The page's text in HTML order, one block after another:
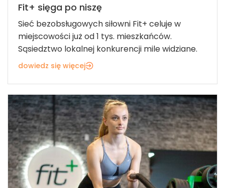
Fit+ sięga po niszę
Sieć bezobsługowych siłowni Fit+ celuje w
miejscowości już od 1 tys. mieszkańców.
Sąsiedztwo lokalnej konkurencji mile widziane.
dowiedz się więcej